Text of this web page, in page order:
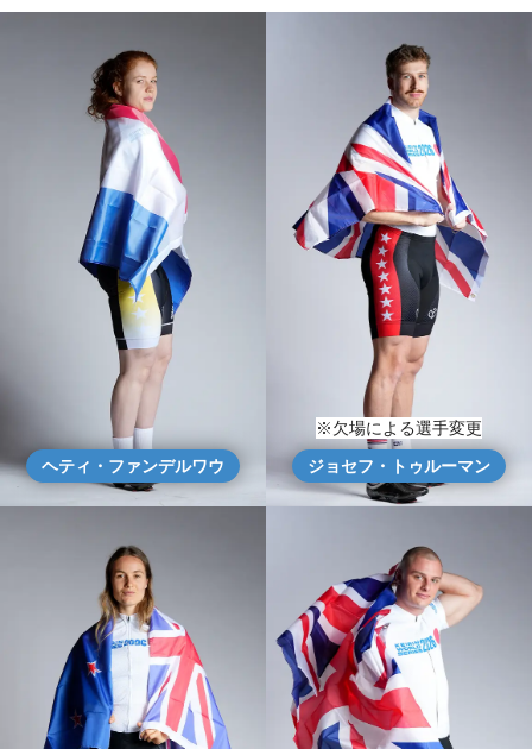
ヘティ・ファンデルワウ
※欠場による選手変更
ジョセフ・トゥルーマン